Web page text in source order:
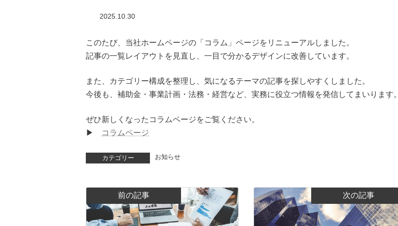
最
新
日
時
2025.10.30
このたび、当社ホームページの「コラム」ページをリニューアルしました。
記事の一覧レイアウトを見直し、一目で分かるデザインに改善しています。
また、カテゴリー構成を整理し、気になるテーマの記事を探しやすくしました。
今後も、補助金・事業計画・法務・経営など、実務に役立つ情報を発信してまいります。
ぜひ新しくなったコラムページをご覧ください。
▶ コラムページ
カテゴリー お知らせ
前の記事 次の記事